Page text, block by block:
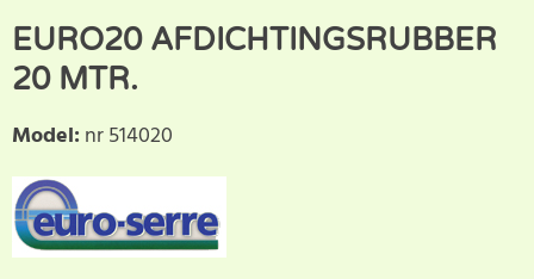
EURO20 AFDICHTINGSRUBBER
20 MTR.
Model: nr 514020